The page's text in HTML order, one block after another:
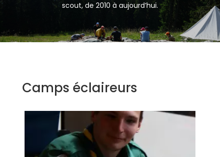
scout, de 2010 à aujourd’hui.
Camps éclaireurs